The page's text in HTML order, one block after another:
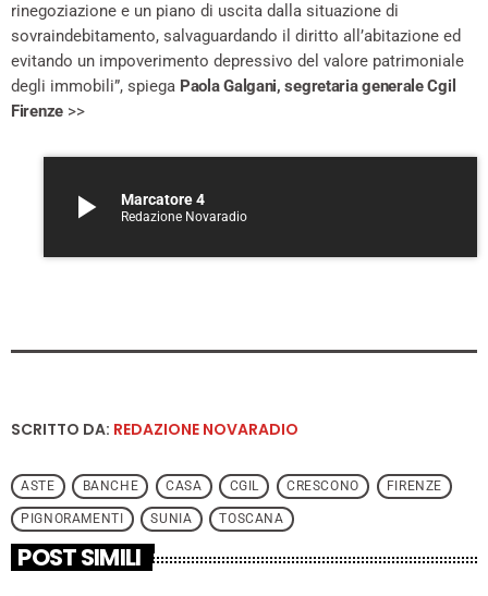
rinegoziazione e un piano di uscita dalla situazione di
sovraindebitamento, salvaguardando il diritto all’abitazione ed
evitando un impoverimento depressivo del valore patrimoniale
degli immobili”, spiega Paola Galgani, segretaria generale Cgil
Firenze >>
play_arrow Marcatore 4
Redazione Novaradio
SCRITTO DA: REDAZIONE NOVARADIO
ASTE BANCHE CASA CGIL CRESCONO FIRENZE
PIGNORAMENTI SUNIA TOSCANA
POST SIMILI